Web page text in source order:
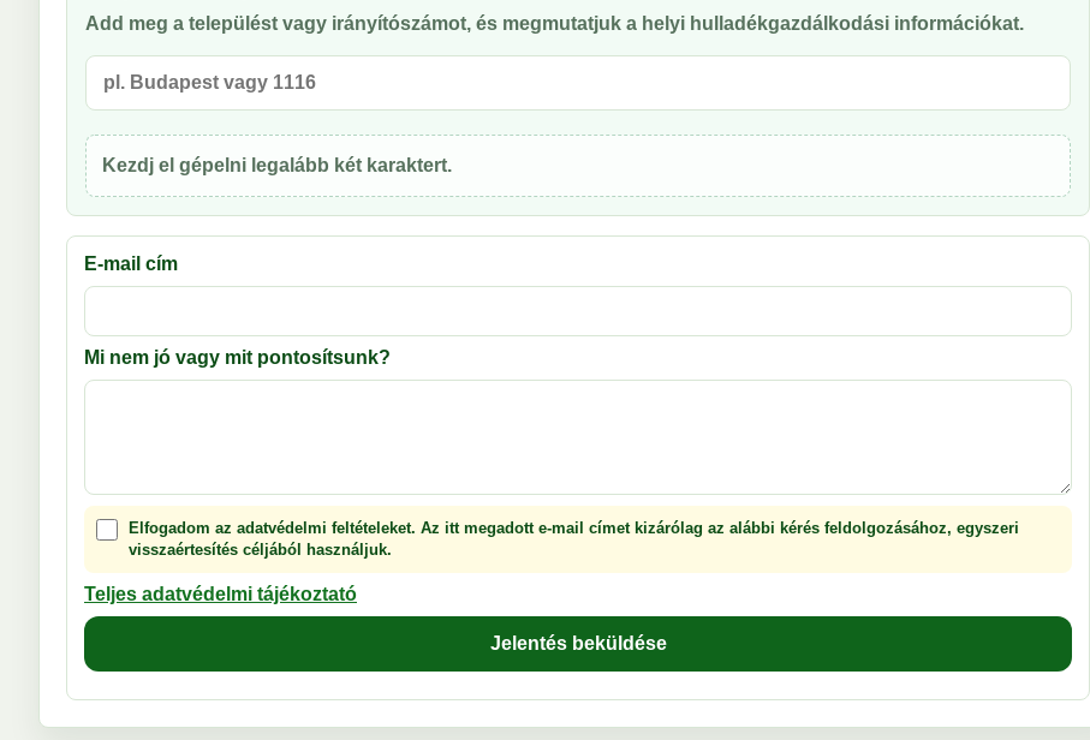
Add meg a települést vagy irányítószámot, és megmutatjuk a helyi hulladékgazdálkodási információkat.
Kezdj el gépelni legalább két karaktert.
E-mail cím
Mi nem jó vagy mit pontosítsunk?
Elfogadom az adatvédelmi feltételeket. Az itt megadott e-mail címet kizárólag az alábbi kérés feldolgozásához, egyszeri
visszaértesítés céljából használjuk.
Teljes adatvédelmi tájékoztató
Jelentés beküldése